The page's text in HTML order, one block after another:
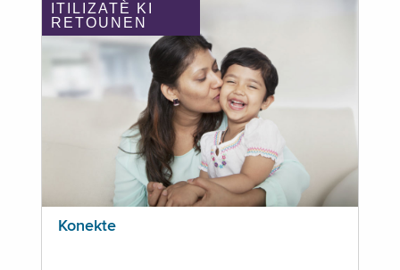
ITILIZATÈ KI
RETOUNEN
Konekte